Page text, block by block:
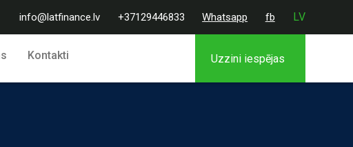
info@latfinance.lv +37129446833 Whatsapp fb LV
Kontakti Uzzini iespējas